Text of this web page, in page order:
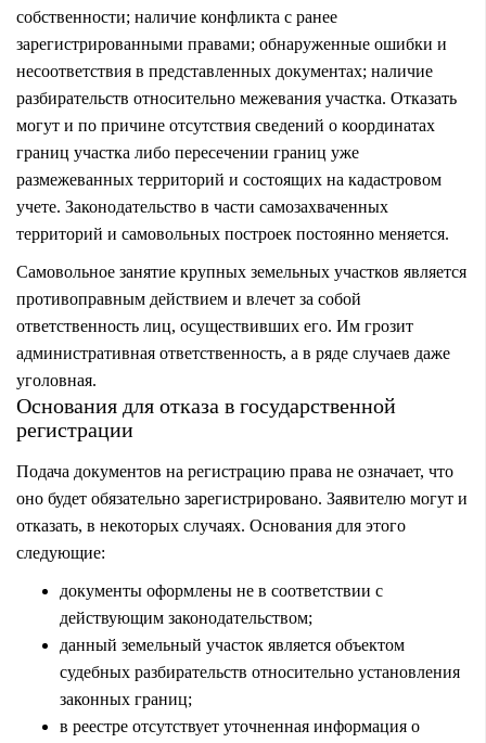
собственности; наличие конфликта с ранее
зарегистрированными правами; обнаруженные ошибки и
несоответствия в представленных документах; наличие
разбирательств относительно межевания участка. Отказать
могут и по причине отсутствия сведений о координатах
границ участка либо пересечении границ уже
размежеванных территорий и состоящих на кадастровом
учете. Законодательство в части самозахваченных
территорий и самовольных построек постоянно меняется.
Самовольное занятие крупных земельных участков является
противоправным действием и влечет за собой
ответственность лиц, осуществивших его. Им грозит
административная ответственность, а в ряде случаев даже
уголовная.
Основания для отказа в государственной
регистрации
Подача документов на регистрацию права не означает, что
оно будет обязательно зарегистрировано. Заявителю могут и
отказать, в некоторых случаях. Основания для этого
следующие:
документы оформлены не в соответствии с
действующим законодательством;
данный земельный участок является объектом
судебных разбирательств относительно установления
законных границ;
в реестре отсутствует уточненная информация о